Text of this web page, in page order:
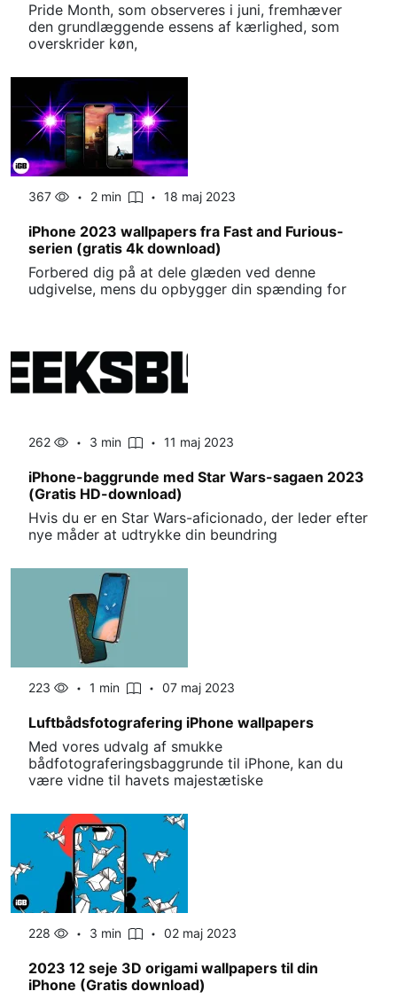
Pride Month, som observeres i juni, fremhæver
den grundlæggende essens af kærlighed, som
overskrider køn,
367 2 min 18 maj 2023
iPhone 2023 wallpapers fra Fast and Furious-
serien (gratis 4k download)
Forbered dig på at dele glæden ved denne
udgivelse, mens du opbygger din spænding for
262 3 min 11 maj 2023
iPhone-baggrunde med Star Wars-sagaen 2023
(Gratis HD-download)
Hvis du er en Star Wars-aficionado, der leder efter
nye måder at udtrykke din beundring
223 1 min 07 maj 2023
Luftbådsfotografering iPhone wallpapers
Med vores udvalg af smukke
bådfotograferingsbaggrunde til iPhone, kan du
være vidne til havets majestætiske
228 3 min 02 maj 2023
2023 12 seje 3D origami wallpapers til din
iPhone (Gratis download)